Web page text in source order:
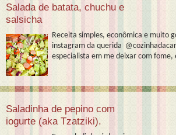
Salada de batata, chuchu e
salsicha
Receita simples, econômica e muito
instagram da querida
especialista em me deixar com fome,
Saladinha de pepino com
iogurte (aka Tzatziki).